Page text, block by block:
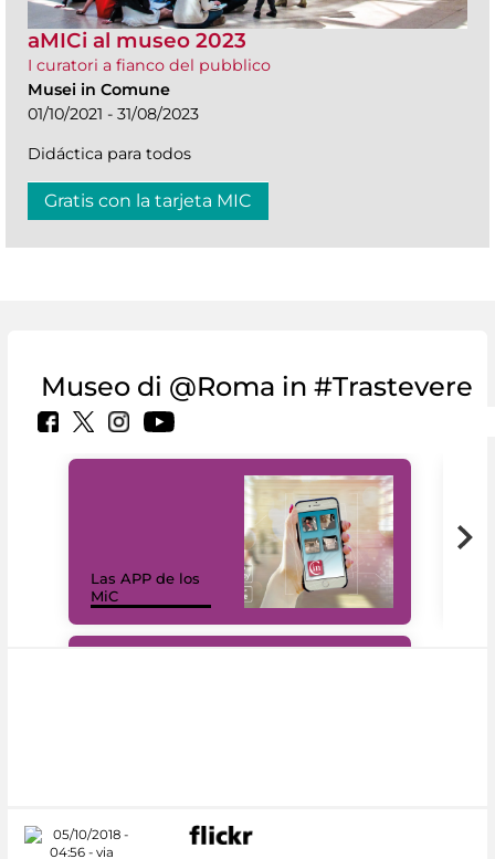
aMICi al museo 2023
I curatori a fianco del pubblico
Musei in Comune
01/10/2021 - 31/08/2023
Didáctica para todos
Gratis con la tarjeta MIC
Museo di @Roma in #Trastevere
Las APP de los
MiC